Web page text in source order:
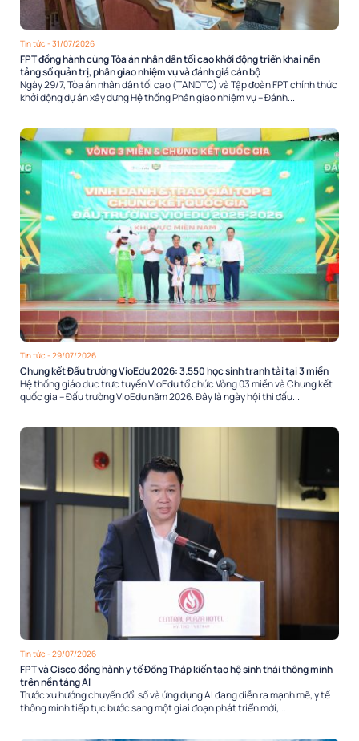
Tin tức - 31/07/2026
FPT đồng hành cùng Tòa án nhân dân tối cao khởi động triển khai nền
tảng số quản trị, phân giao nhiệm vụ và đánh giá cán bộ
Ngày 29/7, Tòa án nhân dân tối cao (TANDTC) và Tập đoàn FPT chính thức
khởi động dự án xây dựng Hệ thống Phân giao nhiệm vụ – Đánh...
Tin tức - 29/07/2026
Chung kết Đấu trường VioEdu 2026: 3.550 học sinh tranh tài tại 3 miền
Hệ thống giáo dục trực tuyến VioEdu tổ chức Vòng 03 miền và Chung kết
quốc gia – Đấu trường VioEdu năm 2026. Đây là ngày hội thi đấu...
Tin tức - 29/07/2026
FPT và Cisco đồng hành y tế Đồng Tháp kiến tạo hệ sinh thái thông minh
trên nền tảng AI
Trước xu hướng chuyển đổi số và ứng dụng AI đang diễn ra mạnh mẽ, y tế
thông minh tiếp tục bước sang một giai đoạn phát triển mới,...